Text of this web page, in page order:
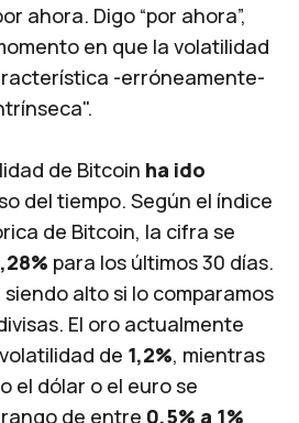
ahora. Digo “por ahora”,
en que la volatilidad
-erróneamente-
de Bitcoin ha ido
del tiempo. Según el índice
de Bitcoin, la cifra se
para los últimos 30 días.
alto si lo comparamos
El oro actualmente
de 1,2%, mientras
el dólar o el euro se
de entre 0,5% a 1%